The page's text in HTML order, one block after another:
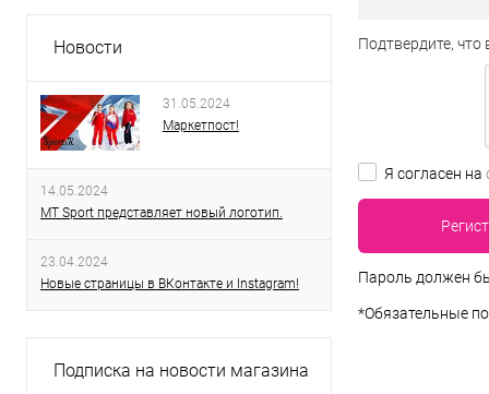
Новости
31.05.2024
Маркетпост!
14.05.2024
MT Sport представляет новый логотип.
23.04.2024
Новые страницы в ВКонтакте и Instagram!
Подписка на новости магазина
Подтвердите, что
Я согласен на
Пароль должен
*Обязательные